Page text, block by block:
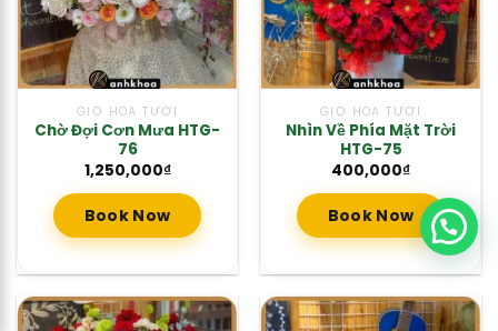
GIỎ HOA TƯƠI
Chờ Đợi Cơn Mưa HTG-
76
1,250,000₫
Book Now
GIỎ HOA TƯƠI
Nhìn Về Phía Mặt Trời
HTG-75
400,000₫
Book Now